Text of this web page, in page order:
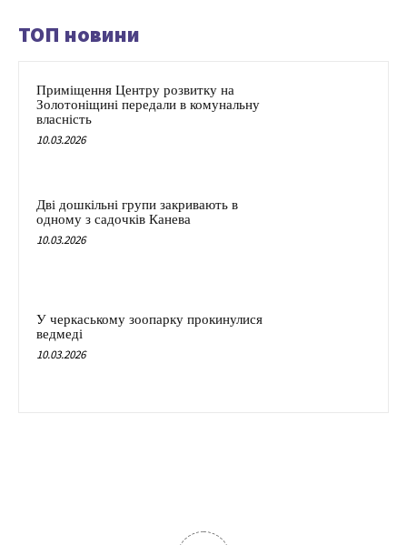
ТОП новини
Приміщення Центру розвитку на
Золотоніщині передали в комунальну
власність
10.03.2026
Дві дошкільні групи закривають в
одному з садочків Канева
10.03.2026
У черкаському зоопарку прокинулися
ведмеді
10.03.2026